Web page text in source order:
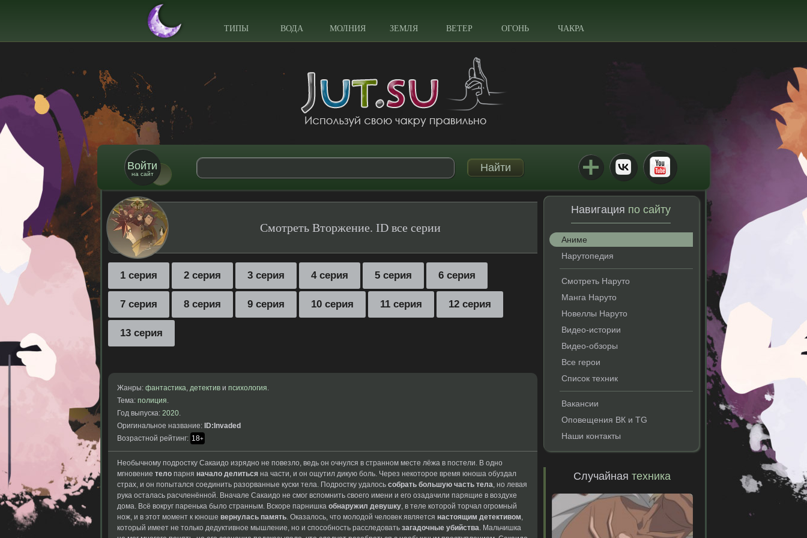
ТИПЫ ВОДА МОЛНИЯ ЗЕМЛЯ ВЕТЕР ОГОНЬ ЧАКРА
Войти
на сайт
Смотреть Вторжение. ID все серии
1 серия 2 серия 3 серия 4 серия 5 серия 6 серия
7 серия 8 серия 9 серия 10 серия 11 серия 12 серия
13 серия
Жанры: фантастика, детектив и психология.
Тема: полиция.
Год выпуска: 2020.
Оригинальное название: ID:Invaded
Возрастной рейтинг: 18+
Необычному подростку Сакаидо изрядно не повезло, ведь он очнулся в странном месте лёжа в постели. В одно
мгновение тело парня начало делиться на части, и он ощутил дикую боль. Через некоторое время юноша обуздал
страх, и он попытался соединить разорванные куски тела. Подростку удалось собрать большую часть тела, но левая
рука осталась расчленённой. Вначале Сакаидо не смог вспомнить своего имени и его озадачили парящие в воздухе
дома. Всё вокруг паренька было странным. Вскоре парнишка обнаружил девушку, в теле которой торчал огромный
нож, и в этот момент к юноше вернулась память. Оказалось, что молодой человек является настоящим детективом,
который имеет не только дедуктивное мышление, но и способность расследовать загадочные убийства. Мальчишка
Навигация по сайту
Аниме
Нарутопедия
Смотреть Наруто
Манга Наруто
Новеллы Наруто
Видео-истории
Видео-обзоры
Все герои
Список техник
Вакансии
Оповещения ВК и TG
Наши контакты
Случайнаятехника